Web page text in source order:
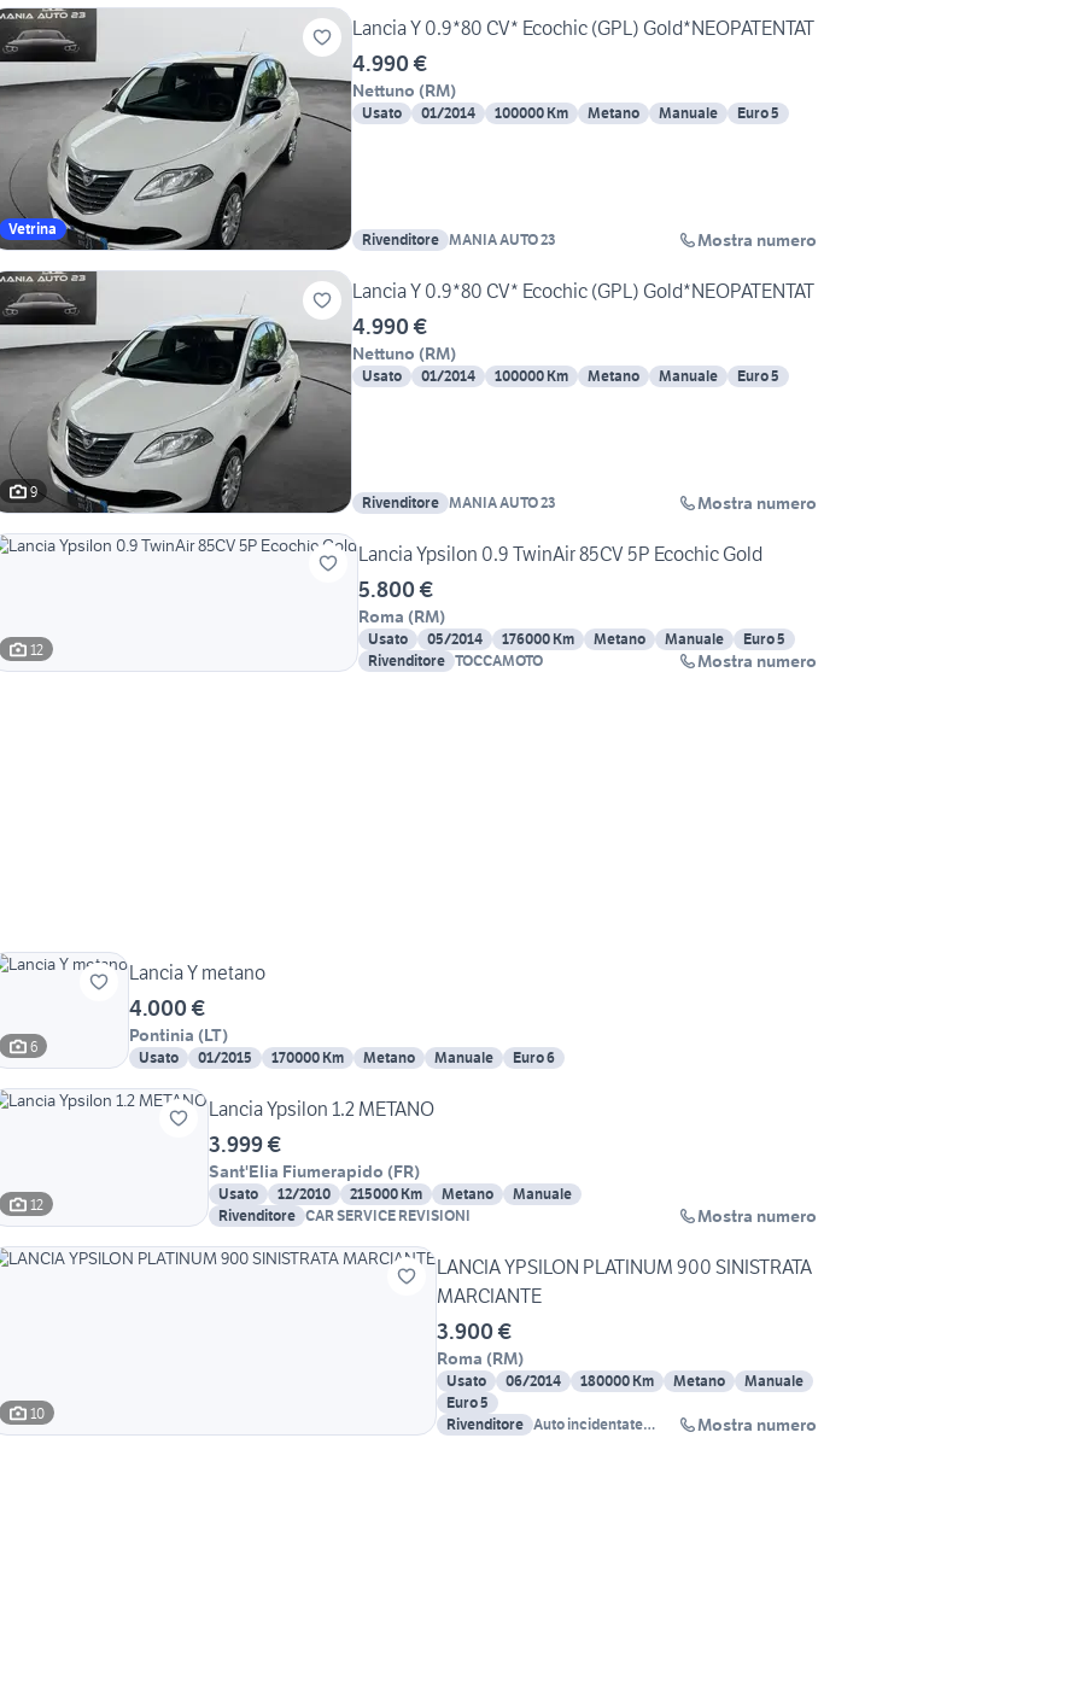
Vetrina
Lancia Y 0.9*80 CV* Ecochic (GPL) Gold*NEOPATENTAT
4.990 €
Nettuno (RM)
Usato 01/2014 100000 Km Metano Manuale Euro 5
Rivenditore MANIA AUTO 23 Mostra numero
9
Lancia Y 0.9*80 CV* Ecochic (GPL) Gold*NEOPATENTAT
4.990 €
Nettuno (RM)
Usato 01/2014 100000 Km Metano Manuale Euro 5
Rivenditore MANIA AUTO 23 Mostra numero
12
Lancia Ypsilon 0.9 TwinAir 85CV 5P Ecochic Gold
5.800 €
Roma (RM)
Usato 05/2014 176000 Km Metano Manuale
Euro 5
Rivenditore TOCCAMOTO Mostra numero
6
Lancia Y metano
4.000 €
Pontinia (LT)
Usato 01/2015 170000 Km Metano Manuale Euro 6
12
Lancia Ypsilon 1.2 METANO
3.999 €
Sant'Elia Fiumerapido (FR)
Usato 12/2010 215000 Km Metano
Manuale
Rivenditore CAR SERVICE REVISIONI Mostra numero
10
LANCIA YPSILON PLATINUM 900 SINISTRATA
MARCIANTE
3.900 €
Roma (RM)
Usato 06/2014 180000 Km Metano
Manuale
Euro 5
Rivenditore Auto incidentate
Mostra numero